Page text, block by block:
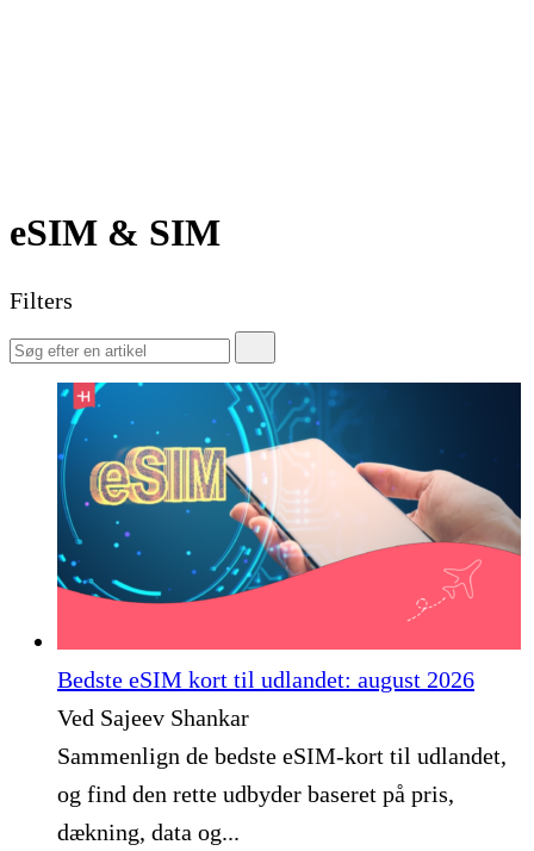
eSIM & SIM
Filters
Bedste eSIM kort til udlandet: august 2026
Ved Sajeev Shankar
Sammenlign de bedste eSIM-kort til udlandet,
og find den rette udbyder baseret på pris,
dækning, data og...